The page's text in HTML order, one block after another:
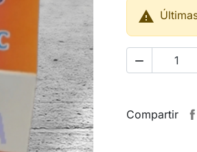


Compartir